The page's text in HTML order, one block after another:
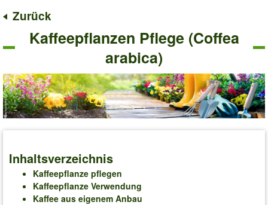
Zurück
Kaffeepflanzen Pflege (Coffea
arabica)
Inhaltsverzeichnis
Kaffeepflanze pflegen
Kaffeepflanze Verwendung
Kaffee aus eigenem Anbau